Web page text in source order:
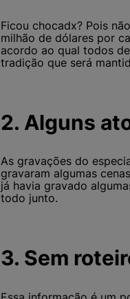
Ficou chocadx? Pois
milhão de dólares por
acordo ao qual todos
tradição que será
2. Alguns
As gravações do
gravaram algumas
já havia gravado
todo junto.
3. Sem